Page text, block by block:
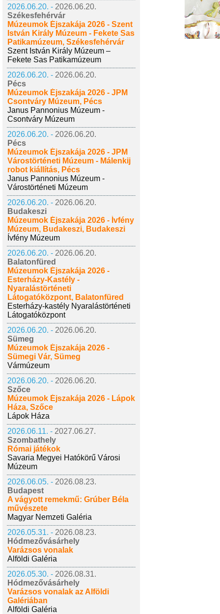
2026.06.20. - 2026.06.20.
Székesfehérvár
Múzeumok Éjszakája 2026 - Szent
István Király Múzeum - Fekete Sas
Patikamúzeum, Székesfehérvár
Szent István Király Múzeum –
Fekete Sas Patikamúzeum
2026.06.20. - 2026.06.20.
Pécs
Múzeumok Éjszakája 2026 - JPM
Csontváry Múzeum, Pécs
Janus Pannonius Múzeum -
Csontváry Múzeum
2026.06.20. - 2026.06.20.
Pécs
Múzeumok Éjszakája 2026 - JPM
Várostörténeti Múzeum - Málenkij
robot kiállítás, Pécs
Janus Pannonius Múzeum -
Várostörténeti Múzeum
2026.06.20. - 2026.06.20.
Budakeszi
Múzeumok Éjszakája 2026 - Ívfény
Múzeum, Budakeszi, Budakeszi
Ívfény Múzeum
2026.06.20. - 2026.06.20.
Balatonfüred
Múzeumok Éjszakája 2026 -
Esterházy-Kastély -
Nyaralástörténeti
Látogatóközpont, Balatonfüred
Esterházy-kastély Nyaralástörténeti
Látogatóközpont
2026.06.20. - 2026.06.20.
Sümeg
Múzeumok Éjszakája 2026 -
Sümegi Vár, Sümeg
Vármúzeum
2026.06.20. - 2026.06.20.
Szőce
Múzeumok Éjszakája 2026 - Lápok
Háza, Szőce
Lápok Háza
2026.06.11. - 2027.06.27.
Szombathely
Római játékok
Savaria Megyei Hatókörű Városi
Múzeum
2026.06.05. - 2026.08.23.
Budapest
A vágyott remekmű: Grúber Béla
művészete
Magyar Nemzeti Galéria
2026.05.31. - 2026.08.23.
Hódmezővásárhely
Varázsos vonalak
Alföldi Galéria
2026.05.30. - 2026.08.31.
Hódmezővásárhely
Varázsos vonalak az Alföldi
Galériában
Alföldi Galéria